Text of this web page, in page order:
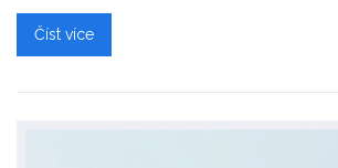
Číst více